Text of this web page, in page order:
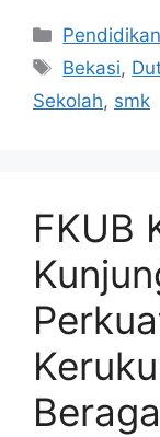
Kategori
Pendidikan
Tag
Bekasi,
Sekolah, smk
FKUB